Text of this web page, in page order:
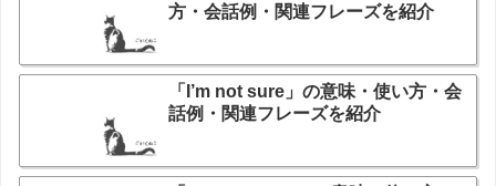
方・会話例・関連フレーズを紹介
「I’m not sure」の意味・使い方・会
話例・関連フレーズを紹介